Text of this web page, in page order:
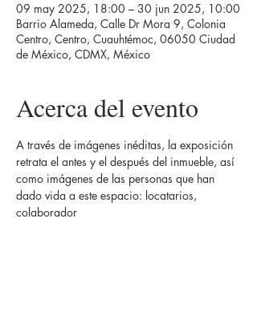
09 may 2025, 18:00 – 30 jun 2025, 10:00
Barrio Alameda, Calle Dr Mora 9, Colonia
Centro, Centro, Cuauhtémoc, 06050 Ciudad
de México, CDMX, México
Acerca del evento
A través de imágenes inéditas, la exposición
retrata el antes y el después del inmueble, así
como imágenes de las personas que han
dado vida a este espacio: locatarios,
colaborador